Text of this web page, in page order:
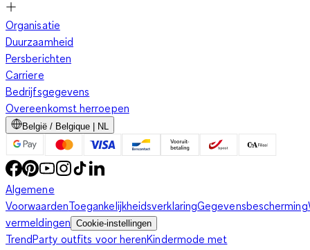
Organisatie
Duurzaamheid
Persberichten
Carriere
Bedrijfsgegevens
Overeenkomst herroepen
België / Belgique | NL
Algemene
VoorwaardenToegankelijkheidsverklaringGegevensbescherming
vermeldingen Cookie-instellingen
TrendParty outfits voor herenKindermode met